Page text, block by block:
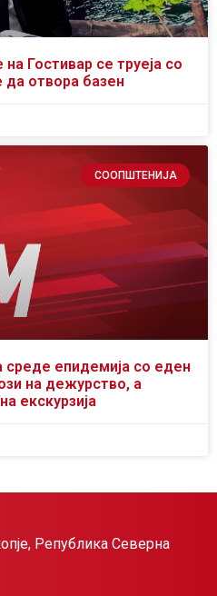
Гостивар се труеја со
отвора базен
СООПШТЕНИЈА
среде епидемија со еден
на дежурство, а
екскурзија
Република Северна